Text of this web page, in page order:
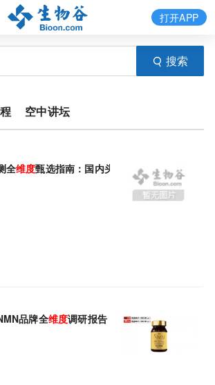
搜索
打开APP
空中讲坛
全维度甄选指南：国内头部企业解析
品牌全维度调研报告，依托成分科学、制剂